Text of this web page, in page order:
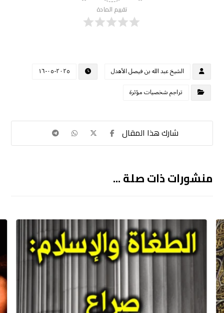
تقييم المادة
الشيخ عبد الله بن فيصل الأهدل
٢٠٢٥-٠٥-١٦
تراجم شخصيات مؤثرة
منشورات ذات صلة ...